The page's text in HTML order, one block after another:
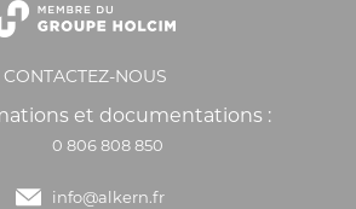
CONTACTEZ-NOUS
et documentations :
0 806 808 850
info@alkern.fr